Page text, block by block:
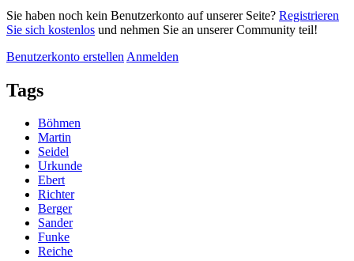
Sie haben noch kein Benutzerkonto auf unserer Seite? Registrieren
Sie sich kostenlos und nehmen Sie an unserer Community teil!
Benutzerkonto erstellen Anmelden
Tags
Böhmen
Martin
Seidel
Urkunde
Ebert
Richter
Berger
Sander
Funke
Reiche